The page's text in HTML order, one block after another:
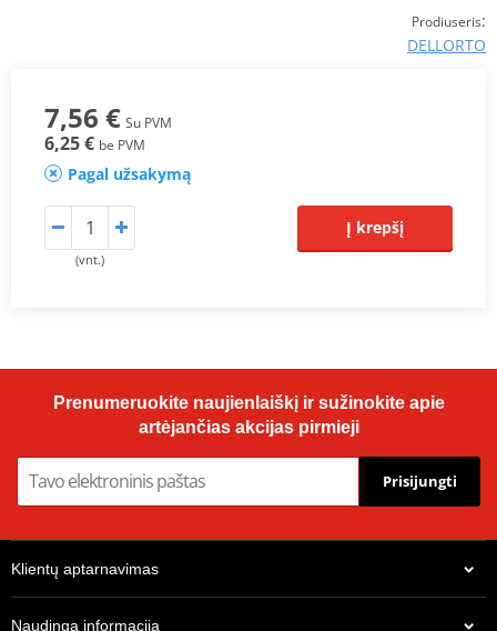
Prodiuseris:
DELLORTO
7,56 € Su PVM
6,25 € be PVM
Pagal užsakymą
(vnt.)
Į krepšį
Prenumeruokite naujienlaiškį ir sužinokite apie
artėjančias akcijas pirmieji
Prisijungti
Klientų aptarnavimas
Naudinga informacija